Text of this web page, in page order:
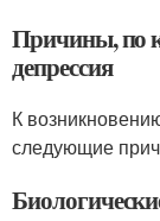
Причины, по
депрессия
К
следующие